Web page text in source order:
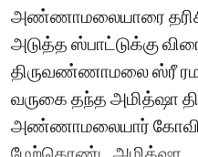
அண்ணாமலையாரை
அடுத்த ஸ்பாட்டுக்கு
திருவண்ணாமலை ஸ்ரீ
வருகை தந்த அமித்ஷா
அண்ணாமலையார்
மேற்கொண்ட அமித்ஷா